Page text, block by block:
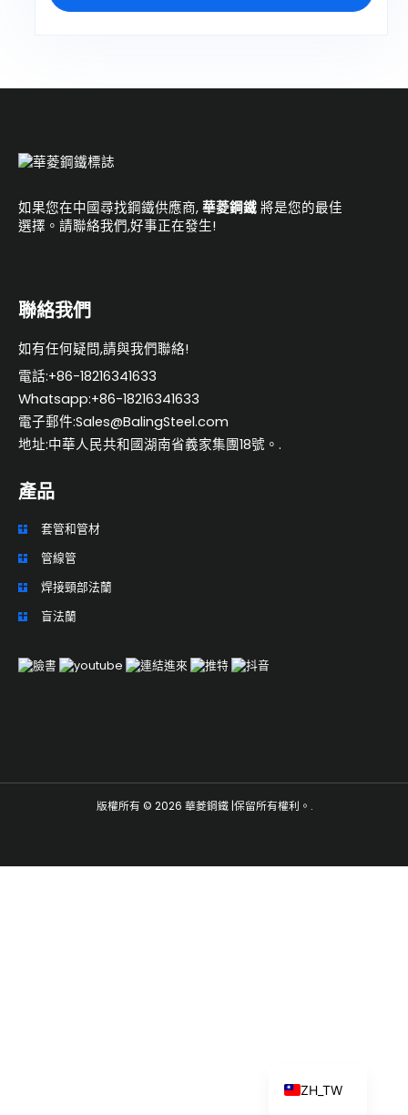
t
n
t
e
:
如果您在中國尋找鋼鐵供應商, 華菱鋼鐵 將是您的最佳
選擇。請聯絡我們,好事正在發生!
聯絡我們
如有任何疑問,請與我們聯絡!
電話:+86-18216341633
Whatsapp:+86-18216341633
電子郵件:Sales@BalingSteel.com
地址:中華人民共和國湖南省義家集團18號。.
產品
套管和管材
管線管
焊接頸部法蘭
盲法蘭
版權所有 © 2026 華菱鋼鐵 |保留所有權利。.
ZH_TW